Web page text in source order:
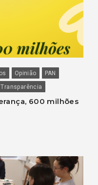
Opinião
PAN
Transparência
600 milhões